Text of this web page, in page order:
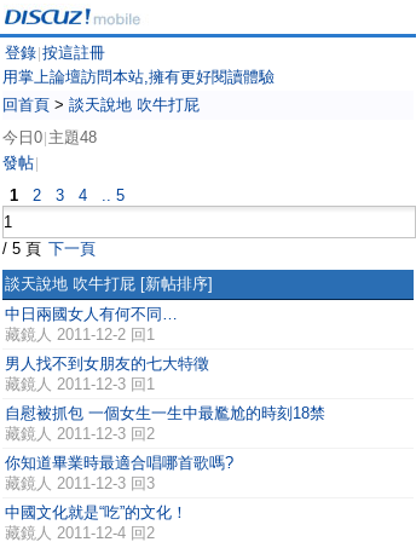
登錄 按這註冊
用掌上論壇訪問本站,擁有更好閱讀體驗
回首頁 > 談天說地 吹牛打屁
今日0 主題48
發帖
1 2 3 4 .. 5
/ 5 頁 下一頁
談天說地 吹牛打屁 [新帖排序]
中日兩國女人有何不同…
藏鏡人 2011-12-2 回1
男人找不到女朋友的七大特徵
藏鏡人 2011-12-3 回1
自慰被抓包 一個女生一生中最尷尬的時刻18禁
藏鏡人 2011-12-3 回2
你知道畢業時最適合唱哪首歌嗎?
藏鏡人 2011-12-3 回3
中國文化就是“吃”的文化！
藏鏡人 2011-12-4 回2